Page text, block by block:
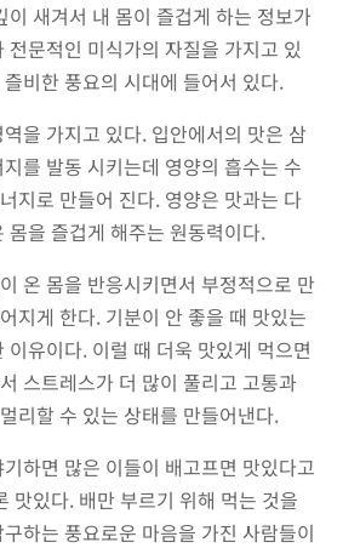
이 새겨서 내 몸이 즐겁게 하는 정보가
전문적인 미식가의 자질을 가지고 있
비한 풍요의 시대에 들어서 있다.
을 가지고 있다. 입안에서의 맛은 삼
를 발동 시키는데 영양의 흡수는 수
지로 만들어 진다. 영양은 맛과는 다
몸을 즐겁게 해주는 원동력이다.
온 몸을 반응시키면서 부정적으로 만
지게 한다. 기분이 안 좋을 때 맛있는
이유이다. 이럴 때 더욱 맛있게 먹으면
스트레스가 더 많이 풀리고 고통과
리할 수 있는 상태를 만들어낸다.
하면 많은 이들이 배고프면 맛있다고
맛있다. 배만 부르기 위해 먹는 것을
하는 풍요로운 마음을 가진 사람들이